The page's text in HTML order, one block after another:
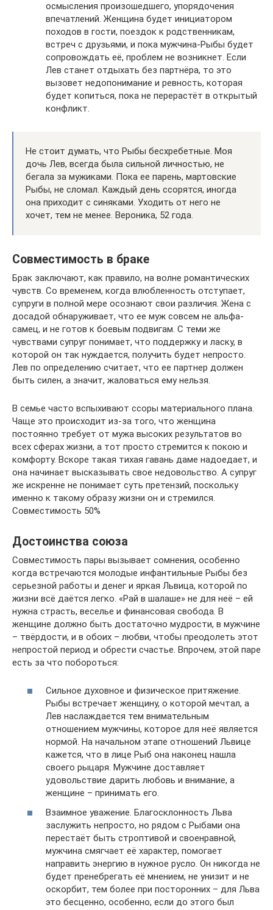
осмысления произошедшего, упорядочения
впечатлений. Женщина будет инициатором
походов в гости, поездок к родственникам,
встреч с друзьями, и пока мужчина-Рыбы будет
сопровождать её, проблем не возникнет. Если
Лев станет отдыхать без партнёра, то это
вызовет недопонимание и ревность, которая
будет копиться, пока не перерастёт в открытый
конфликт.
Не стоит думать, что Рыбы бесхребетные. Моя
дочь Лев, всегда была сильной личностью, не
бегала за мужиками. Пока ее парень, мартовские
Рыбы, не сломал. Каждый день ссорятся, иногда
она приходит с синяками. Уходить от него не
хочет, тем не менее. Вероника, 52 года.
Совместимость в браке
Брак заключают, как правило, на волне романтических
чувств. Со временем, когда влюбленность отступает,
супруги в полной мере осознают свои различия. Жена с
досадой обнаруживает, что ее муж совсем не альфа-
самец, и не готов к боевым подвигам. С теми же
чувствами супруг понимает, что поддержку и ласку, в
которой он так нуждается, получить будет непросто.
Лев по определению считает, что ее партнер должен
быть силен, а значит, жаловаться ему нельзя.
В семье часто вспыхивают ссоры материального плана.
Чаще это происходит из-за того, что женщина
постоянно требует от мужа высоких результатов во
всех сферах жизни, а тот просто стремится к покою и
комфорту. Вскоре такая тихая гавань даме надоедает, и
она начинает высказывать свое недовольство. А супруг
же искренне не понимает суть претензий, поскольку
именно к такому образу жизни он и стремился.
Совместимость 50%
Достоинства союза
Совместимость пары вызывает сомнения, особенно
когда встречаются молодые инфантильные Рыбы без
серьезной работы и денег и яркая Львица, которой по
жизни всё даётся легко. «Рай в шалаше» не для неё – ей
нужна страсть, веселье и финансовая свобода. В
женщине должно быть достаточно мудрости, в мужчине
– твёрдости, и в обоих – любви, чтобы преодолеть этот
непростой период и обрести счастье. Впрочем, этой паре
есть за что побороться:
Сильное духовное и физическое притяжение.
Рыбы встречает женщину, о которой мечтал, а
Лев наслаждается тем внимательным
отношением мужчины, которое для неё является
нормой. На начальном этапе отношений Львице
кажется, что в лице Рыб она наконец нашла
своего рыцаря. Мужчине доставляет
удовольствие дарить любовь и внимание, а
женщине – принимать его.
Взаимное уважение. Благосклонность Льва
заслужить непросто, но рядом с Рыбами она
перестаёт быть строптивой и своенравной,
мужчина смягчает её характер, помогает
направить энергию в нужное русло. Он никогда не
будет пренебрегать её мнением, не унизит и не
оскорбит, тем более при посторонних – для Льва
это бесценно, особенно, если до этого был